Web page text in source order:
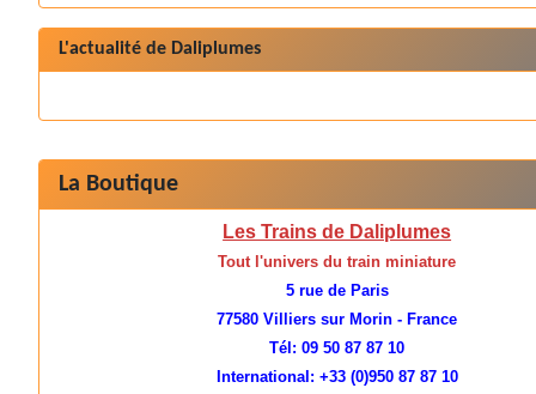
La Boutique
Les Trains de Daliplumes
Tout l'univers du train miniature
5 rue de Paris
77580 Villiers sur Morin - France
Tél: 09 50 87 87 10
International: +33 (0)950 87 87 10
L'actualité de Daliplumes